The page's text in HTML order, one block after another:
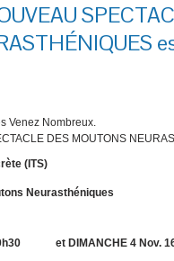
Venez Nombreux.
DES MOUTONS
(ITS)
Neurasthéniques
et DIMANCHE 4 Nov.